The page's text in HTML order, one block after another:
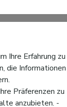
Ihre Erfahrung zu
die Informationen
Präferenzen zu
anzubieten. -